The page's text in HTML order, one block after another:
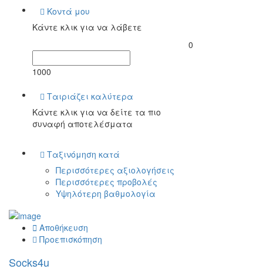
Κοντά μου
Κάντε κλικ για να λάβετε
0
1000
Ταιριάζει καλύτερα
Κάντε κλικ για να δείτε τα πιο
συναφή αποτελέσματα
Ταξινόμηση κατά
Περισσότερες αξιολογήσεις
Περισσότερες προβολές
Υψηλότερη βαθμολογία
Αποθήκευση
Προεπισκόπηση
Socks4u